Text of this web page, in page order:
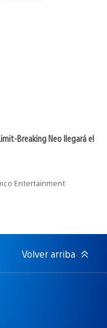
Breaking Neo llegará el
Entertainment
Volver arriba